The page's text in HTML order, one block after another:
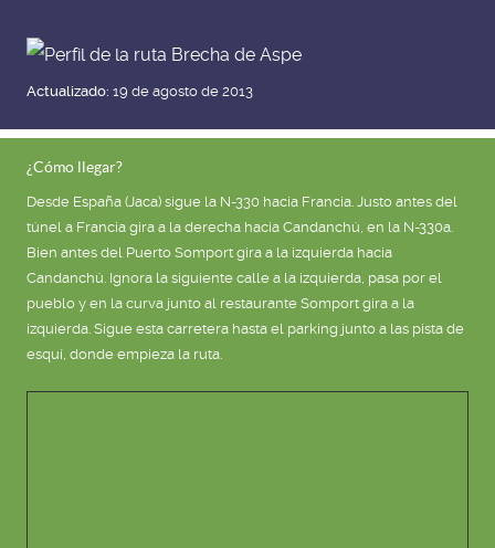
Actualizado: 19 de agosto de 2013
¿Cómo llegar?
Desde España (Jaca) sigue la N-330 hacia Francia. Justo antes del
túnel a Francia gira a la derecha hacia Candanchú, en la N-330a.
Bien antes del Puerto Somport gira a la izquierda hacia
Candanchú. Ignora la siguiente calle a la izquierda, pasa por el
pueblo y en la curva junto al restaurante Somport gira a la
izquierda. Sigue esta carretera hasta el parking junto a las pista de
esquí, donde empieza la ruta.